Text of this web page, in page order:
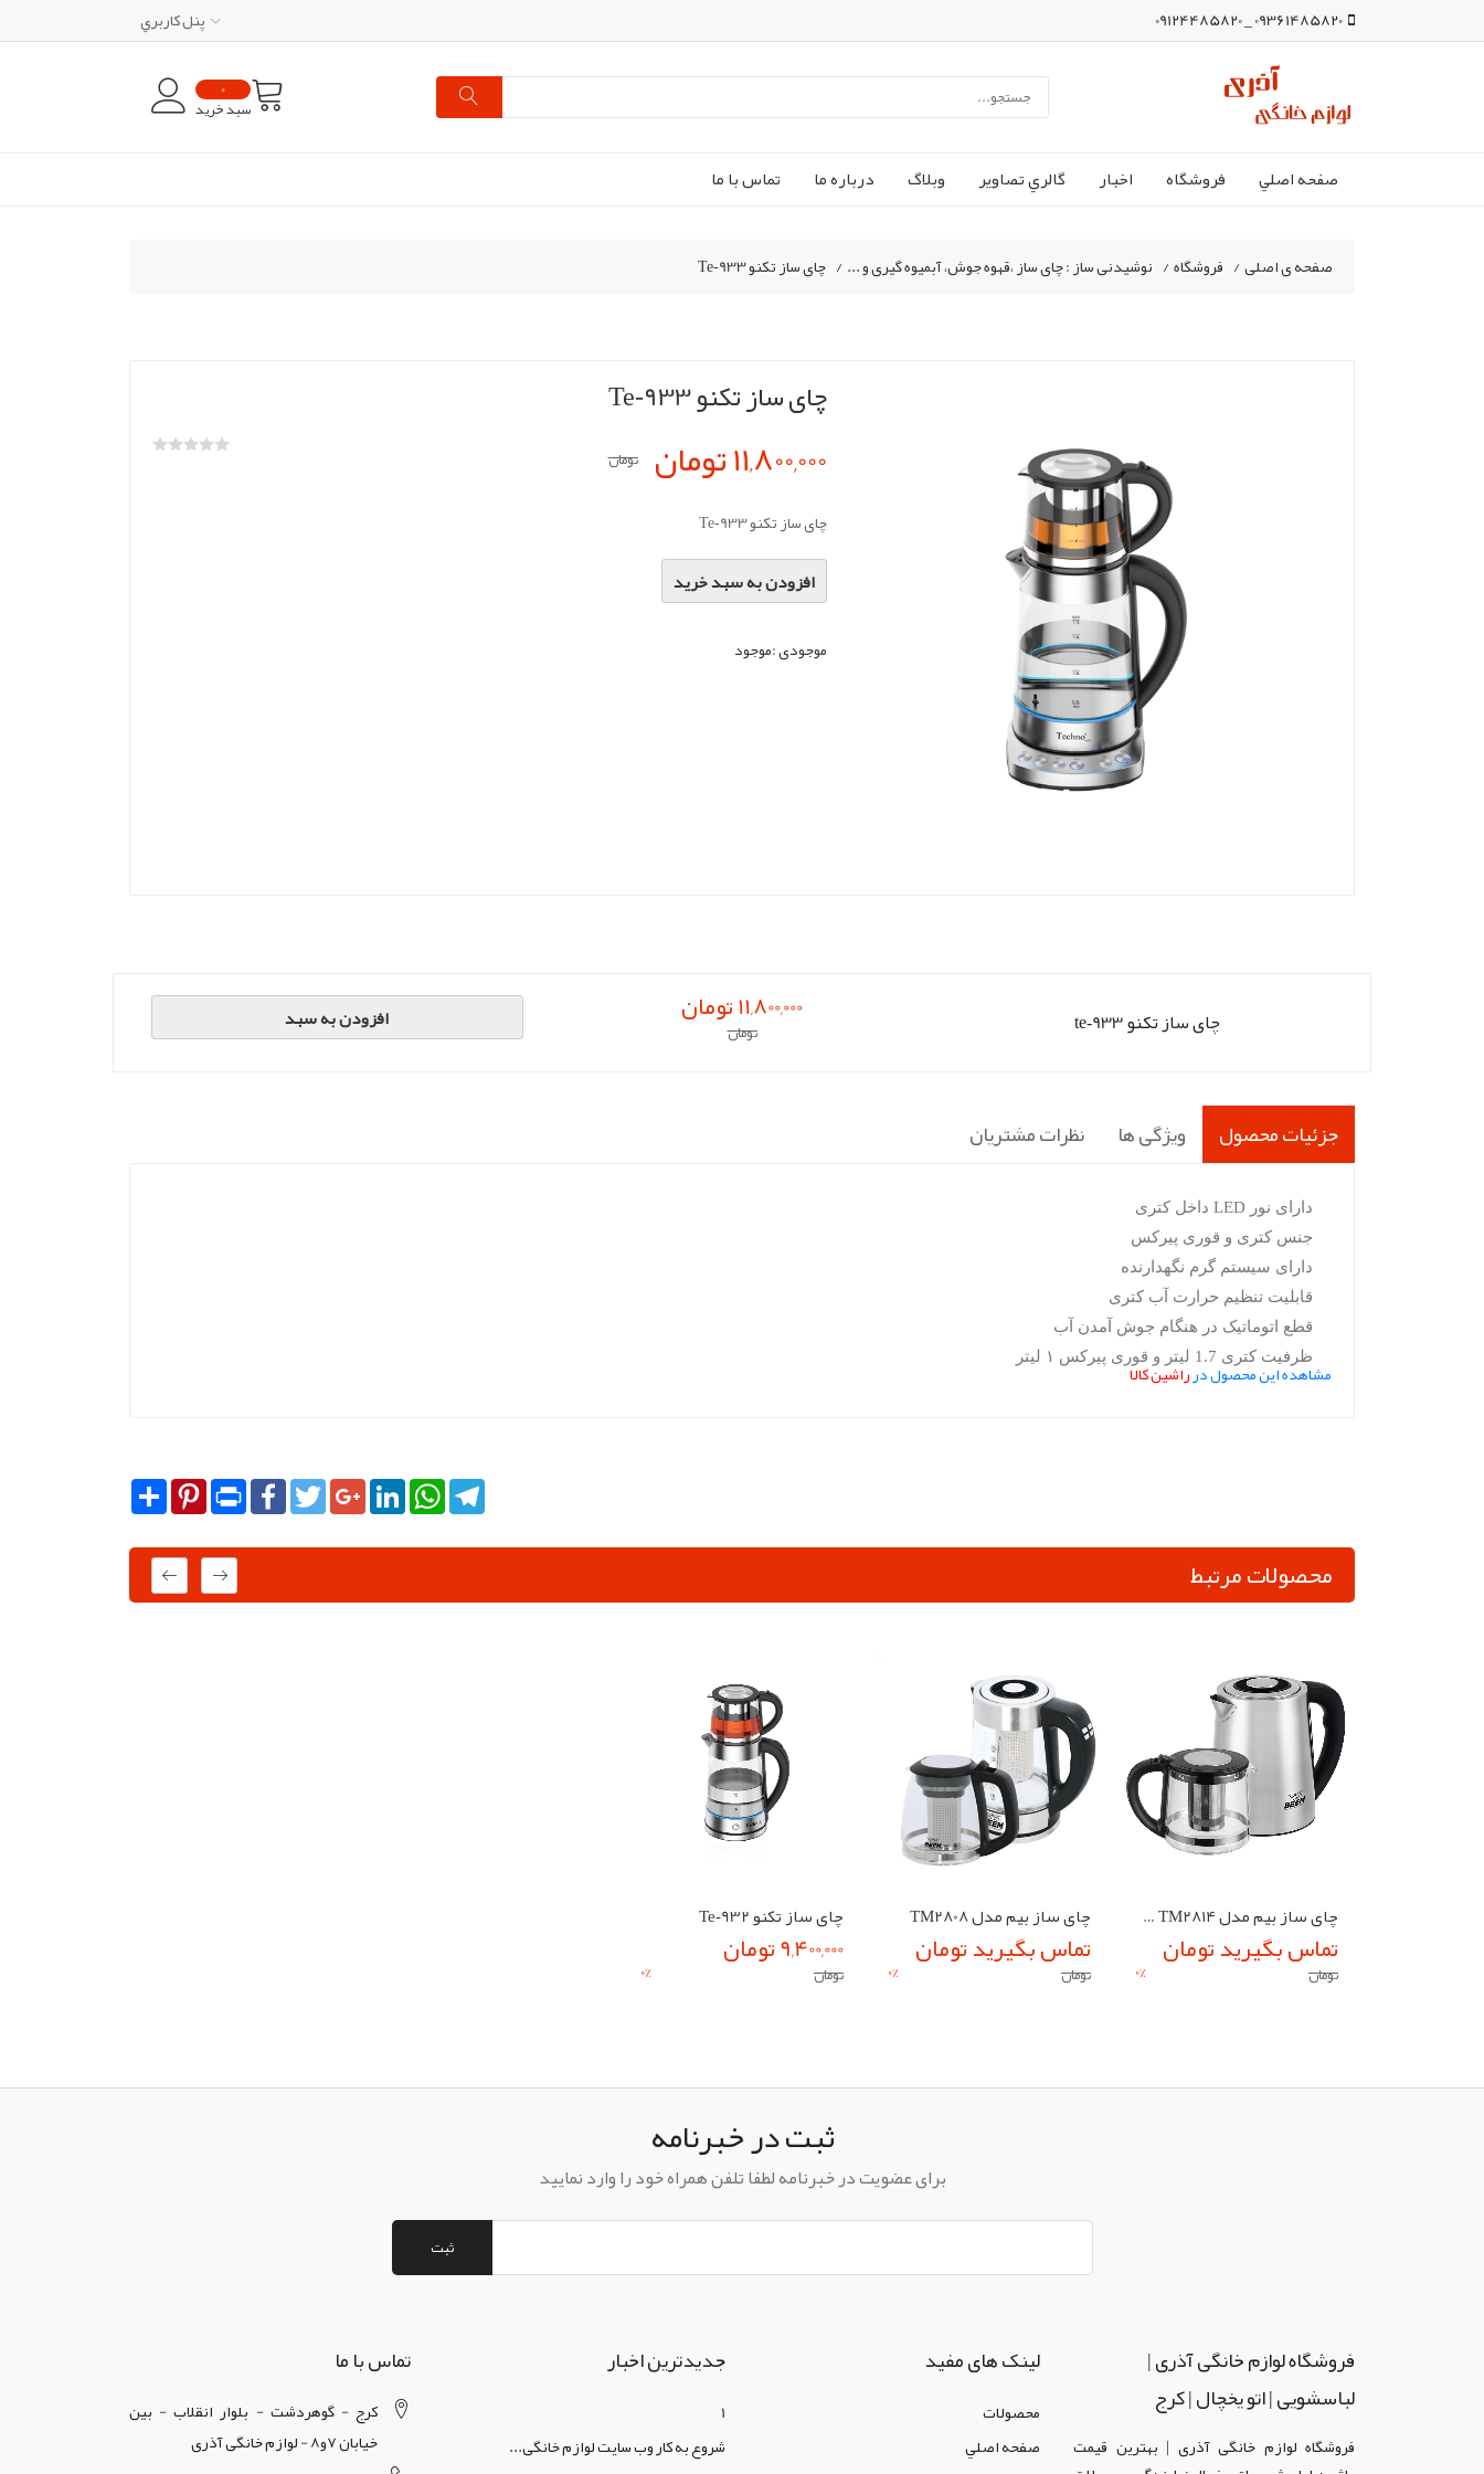
09361485820 _ 09124485820 پنل کاربري
0
سبد خرید
صفحه اصلي فروشگاه اخبار گالري تصاوير وبلاگ درباره ما تماس با ما
صفحه ی اصلی/ فروشگاه/ نوشیدنی ساز : چای ساز ،قهوه جوش، آبمیوه گیری و ... / چای ساز تکنو Te‑933
چای ساز تکنو Te‑933
11,800,000 تومان تومان
چای ساز تکنو Te‑933
افزودن به سبد خرید
موجودی :موجود
چای ساز تکنو te‑933 11,800,000 تومان
تومان افزودن به سبد
جزئیات محصول ویژگی ها نظرات مشتریان
دارای نور LED داخل کتری
جنس کتری و قوری پیرکس
دارای سیستم گرم نگهدارنده
قابلیت تنظیم حرارت آب کتری
قطع اتوماتیک در هنگام جوش آمدن آب
ظرفیت کتری 1.7 لیتر و قوری پیرکس ۱ لیتر
مشاهده این محصول درراشین کالا
Share PinterestPrint FacebookTwitterGoogle+LinkedInWhatsApp
محصولات مرتبط
چای ساز تکنو Te‑932
9,400,000 تومان
تومان 0%
چای ساز بیم مدل TM2808
تماس بگیرید تومان
تومان 0%
چای ساز بیم مدل BEEM TM2814
تماس بگیرید تومان
تومان 0%
ثبت در خبرنامه
برای عضویت در خبرنامه لطفا تلفن همراه خود را وارد نمایید
ثبت
فروشگاه لوازم خانگی آذری |
لباسشویی | اتو یخچال | کرج
فروشگاه لوازم خانگی آذری | بهترین قیمت
لینک های مفید
محصولات
صفحه اصلي
جدیدترین اخبار
1
شروع به کار وب سایت لوازم خانگی...
تماس با ما
کرج - گوهردشت - بلوار انقلاب - بین
خیابان 7و8 - لوازم خانگی آذری